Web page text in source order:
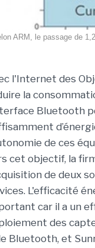
ARM, le passage de
l'Internet des
la
Bluetooth
de ces
cet objectif, la
de deux
L'efficacité
car il a un
des
Bluetooth, et